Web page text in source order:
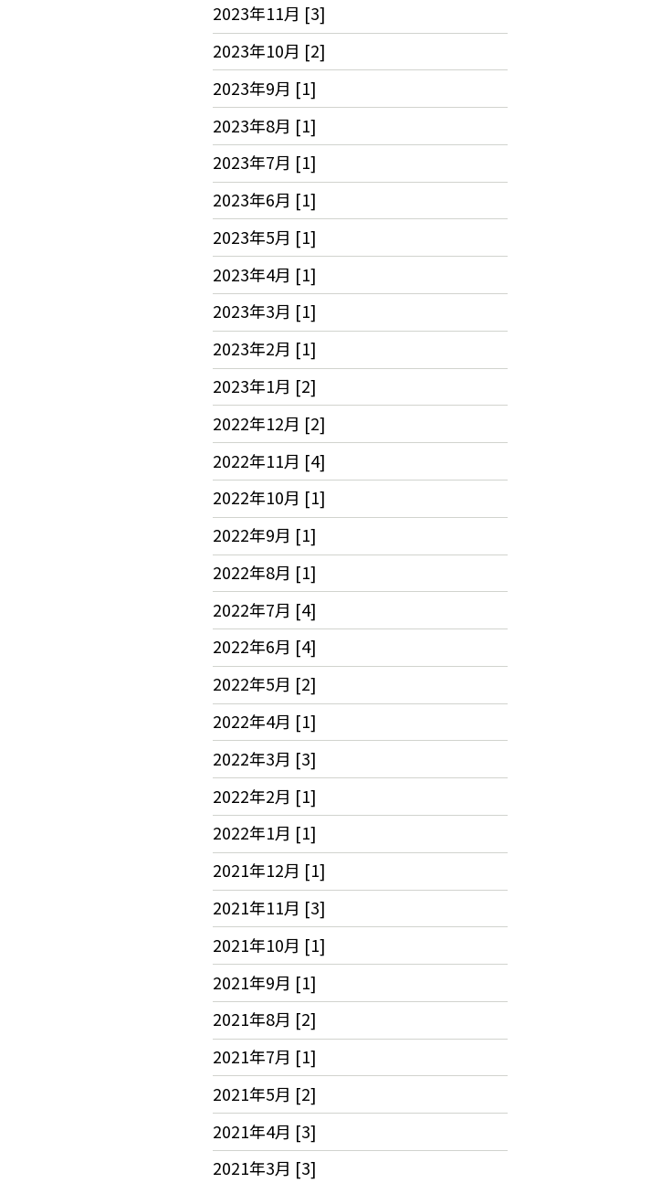
2023年11月 [3]
2023年10月 [2]
2023年9月 [1]
2023年8月 [1]
2023年7月 [1]
2023年6月 [1]
2023年5月 [1]
2023年4月 [1]
2023年3月 [1]
2023年2月 [1]
2023年1月 [2]
2022年12月 [2]
2022年11月 [4]
2022年10月 [1]
2022年9月 [1]
2022年8月 [1]
2022年7月 [4]
2022年6月 [4]
2022年5月 [2]
2022年4月 [1]
2022年3月 [3]
2022年2月 [1]
2022年1月 [1]
2021年12月 [1]
2021年11月 [3]
2021年10月 [1]
2021年9月 [1]
2021年8月 [2]
2021年7月 [1]
2021年5月 [2]
2021年4月 [3]
2021年3月 [3]